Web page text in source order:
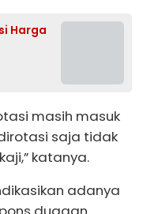
Harga
masih masuk
saja tidak
katanya.
adanya